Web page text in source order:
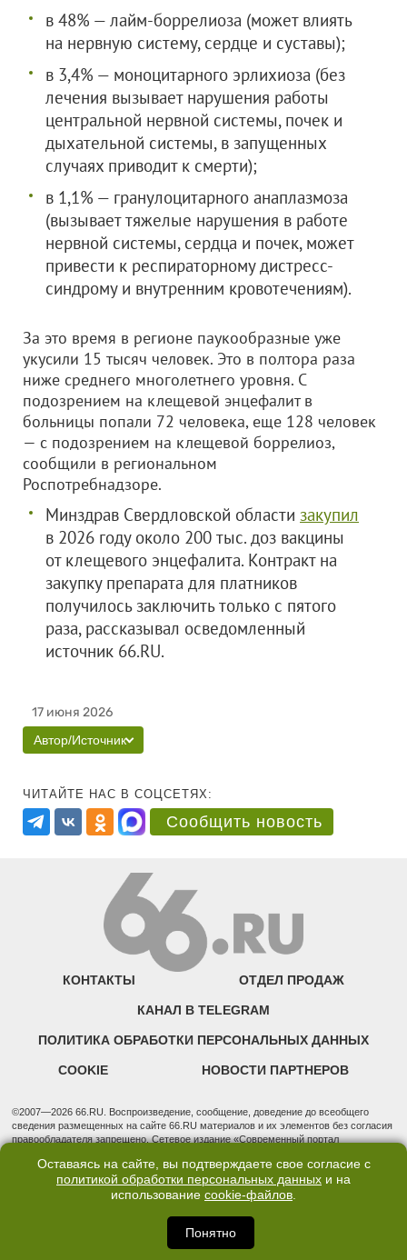
в 48% — лайм-боррелиоза (может влиять
на нервную систему, сердце и суставы);
в 3,4% — моноцитарного эрлихиоза (без
лечения вызывает нарушения работы
центральной нервной системы, почек и
дыхательной системы, в запущенных
случаях приводит к смерти);
в 1,1% — гранулоцитарного анаплазмоза
(вызывает тяжелые нарушения в работе
нервной системы, сердца и почек, может
привести к респираторному дистресс-
синдрому и внутренним кровотечениям).
За это время в регионе паукообразные уже
укусили 15 тысяч человек. Это в полтора раза
ниже среднего многолетнего уровня. С
подозрением на клещевой энцефалит в
больницы попали 72 человека, еще 128 человек
— с подозрением на клещевой боррелиоз,
сообщили в региональном
Роспотребнадзоре.
Минздрав Свердловской области закупил
в 2026 году около 200 тыс. доз вакцины
от клещевого энцефалита. Контракт на
закупку препарата для платников
получилось заключить только с пятого
раза, рассказывал осведомленный
источник 66.RU.
17 июня 2026
Автор/Источник
ЧИТАЙТЕ НАС В СОЦСЕТЯХ:
Сообщить новость
КОНТАКТЫ ОТДЕЛ ПРОДАЖ
КАНАЛ В TELEGRAM
ПОЛИТИКА ОБРАБОТКИ ПЕРСОНАЛЬНЫХ ДАННЫХ
COOKIE НОВОСТИ ПАРТНЕРОВ
©2007—2026 66.RU. Воспроизведение, сообщение, доведение до всеобщего
сведения размещенных на сайте 66.RU материалов и их элементов без согласия
правообладателя запрещено. Сетевое издание «Современный портал
надзору в сфере связи, информационных технологий и массовых коммуникаций
(Роскомнадзор). Регистрационный номер ЭЛ № ФС 77 - 76634 от 02.09.2019
Учредитель: Общество с ограниченной ответственностью "66.ру". Юридический
3, оф. 7015 Фактический адрес редакции и отдела продаж: 620014, Свердловская
обл., г. Екатеринбург, ул. Бориса Ельцина, д. 3, оф. 7015, +7 (343) 288-50-66
info@news.66.ru Главный редактор: Шлыков Дмитрий Владимирович
Оставаясь на сайте, вы подтверждаете свое согласие с
политикой обработки персональных данных и на
использование cookie-файлов.
Понятно